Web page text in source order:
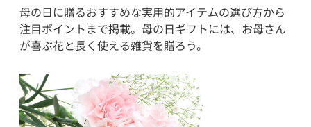
母の日に贈るおすすめな実用的アイテムの選び方から
注目ポイントまで掲載。母の日ギフトには、お母さん
が喜ぶ花と長く使える雑貨を贈ろう。